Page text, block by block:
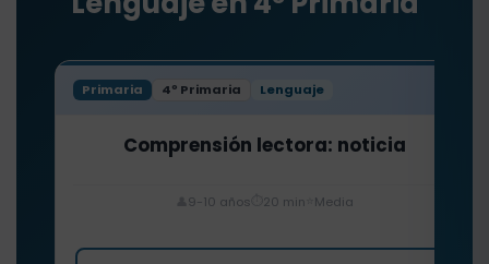
Primaria 4º Primaria Lenguaje
Comprensión lectora: noticia
9-10 años 20 min Media